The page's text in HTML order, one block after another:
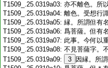
T1509_.25.0319a03: 亦不離色。所
T1509_.25.0319a04: 離色。受想行
T1509_.25.0319a05: 縁。所謂但有
T1509_.25.0319a06: 爲菩薩。但有
T1509_.25.0319a07: 此事。今何以
T1509_.25.0319a08: 不見菩薩字。
T1509_.25.0319a09:
3 因縁。所